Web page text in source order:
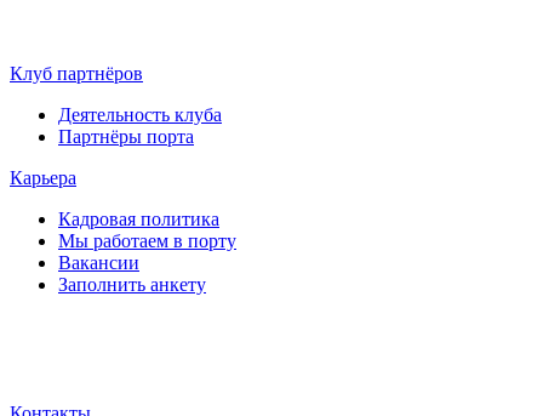
Клуб партнёров
Деятельность клуба
Партнёры порта
Карьера
Кадровая политика
Мы работаем в порту
Вакансии
Заполнить анкету